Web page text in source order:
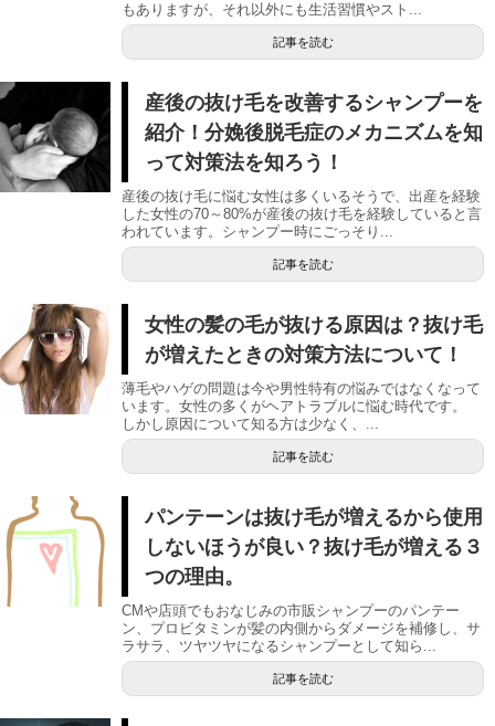
もありますが、それ以外にも生活習慣やスト...
記事を読む
産後の抜け毛を改善するシャンプーを
紹介！分娩後脱毛症のメカニズムを知
って対策法を知ろう！
産後の抜け毛に悩む女性は多くいるそうで、出産を経験
した女性の70～80%が産後の抜け毛を経験していると言
われています。シャンプー時にごっそり...
記事を読む
女性の髪の毛が抜ける原因は？抜け毛
が増えたときの対策方法について！
薄毛やハゲの問題は今や男性特有の悩みではなくなって
います。女性の多くがヘアトラブルに悩む時代です。
しかし原因について知る方は少なく、...
記事を読む
パンテーンは抜け毛が増えるから使用
しないほうが良い？抜け毛が増える３
つの理由。
CMや店頭でもおなじみの市販シャンプーのパンテー
ン、プロビタミンが髪の内側からダメージを補修し、サ
ラサラ、ツヤツヤになるシャンプーとして知ら...
記事を読む